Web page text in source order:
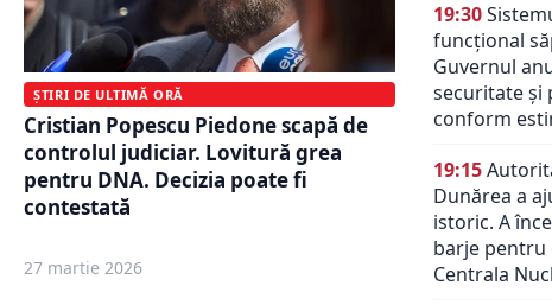
ȘTIRI DE ULTIMĂ ORĂ
Cristian Popescu Piedone scapă de
controlul judiciar. Lovitură grea
pentru DNA. Decizia poate fi
contestată
27 martie 2026
19:30
funcțional
Guvernul
securitate și
conform
19:15
Dunărea a
istoric. A
barje pentru
Centrala